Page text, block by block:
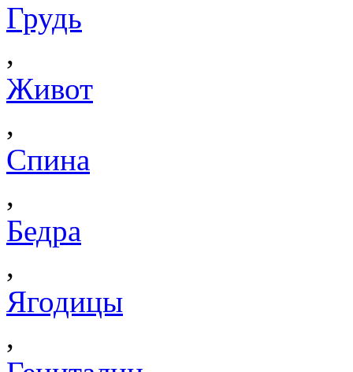
Грудь
,
Живот
,
Спина
,
Бедра
,
Ягодицы
,